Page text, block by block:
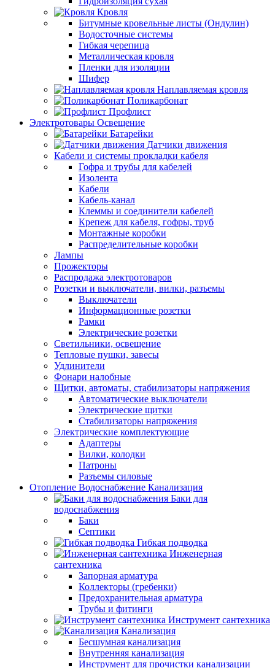
Кровля
Битумные кровельные листы (Ондулин)
Водосточные системы
Гибкая черепица
Металлическая кровля
Пленки для изоляции
Шифер
Наплавляемая кровля
Поликарбонат
Профлист
Электротовары Освещение
Батарейки
Датчики движения
Кабели и системы прокладки кабеля
Гофра и трубы для кабелей
Изолента
Кабели
Кабель-канал
Клеммы и соединители кабелей
Крепеж для кабеля, гофры, труб
Монтажные коробки
Распределительные коробки
Лампы
Прожекторы
Распродажа электротоваров
Розетки и выключатели, вилки, разъемы
Выключатели
Информационные розетки
Рамки
Электрические розетки
Светильники, освещение
Тепловые пушки, завесы
Удлинители
Фонари налобные
Щитки, автоматы, стабилизаторы напряжения
Автоматические выключатели
Электрические щитки
Стабилизаторы напряжения
Электрические комплектующие
Адаптеры
Вилки, колодки
Патроны
Разъемы силовые
Отопление Водоснабжение Канализация
Баки для
водоснабжения
Баки
Септики
Гибкая подводка
Инженерная
сантехника
Запорная арматура
Коллекторы (гребенки)
Предохранительная арматура
Трубы и фитинги
Инструмент сантехника
Канализация
Бесшумная канализация
Внутренняя канализация
Инструмент для прочистки канализации